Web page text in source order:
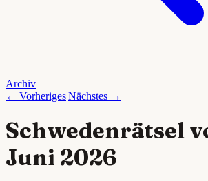
Archiv
← Vorheriges|Nächstes →
Schwedenrätsel
Juni 2026